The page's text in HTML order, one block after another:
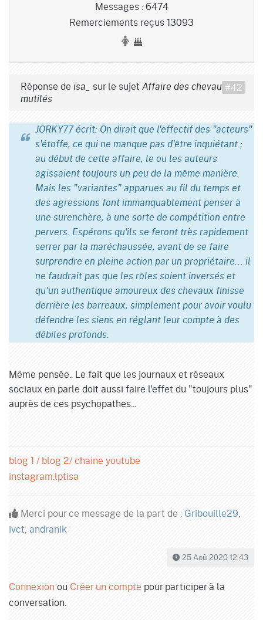
Messages : 6474
Remerciements reçus 13093
Réponse de isa_ sur le sujet Affaire des chevaux
mutilés
JORKY77 écrit: On dirait que l'effectif des "acteurs"
s'étoffe, ce qui ne manque pas d'être inquiétant ;
au début de cette affaire, le ou les auteurs
agissaient toujours un peu de la même manière.
Mais les "variantes" apparues au fil du temps et
des agressions font immanquablement penser à
une surenchère, à une sorte de compétition entre
pervers. Espérons qu'ils se feront très rapidement
serrer par la maréchaussée, avant de se faire
surprendre en pleine action par un propriétaire... il
ne faudrait pas que les rôles soient inversés et
qu'un authentique amoureux des chevaux finisse
derrière les barreaux, simplement pour avoir voulu
défendre les siens en réglant leur compte à des
débiles profonds.
Même pensée.. Le fait que les journaux et réseaux
sociaux en parle doit aussi faire l'effet du "toujours plus"
auprès de ces psychopathes...
blog 1 / blog 2/chaine youtube
instagram:lptisa
Merci pour ce message de la part de : Gribouille29
ivct andranik
25 Aoû 2020 12:43
#42
Connexion ou Créer un compte pour participer à la
conversation.